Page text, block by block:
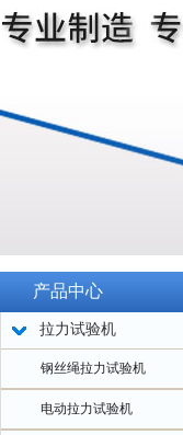
产品中心
拉力试验机
钢丝绳拉力试验机
电动拉力试验机